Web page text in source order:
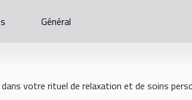
Général
votre rituel de relaxation et de soins